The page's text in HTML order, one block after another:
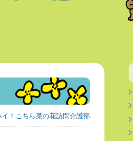
イ！こちら菜の花訪問介護部